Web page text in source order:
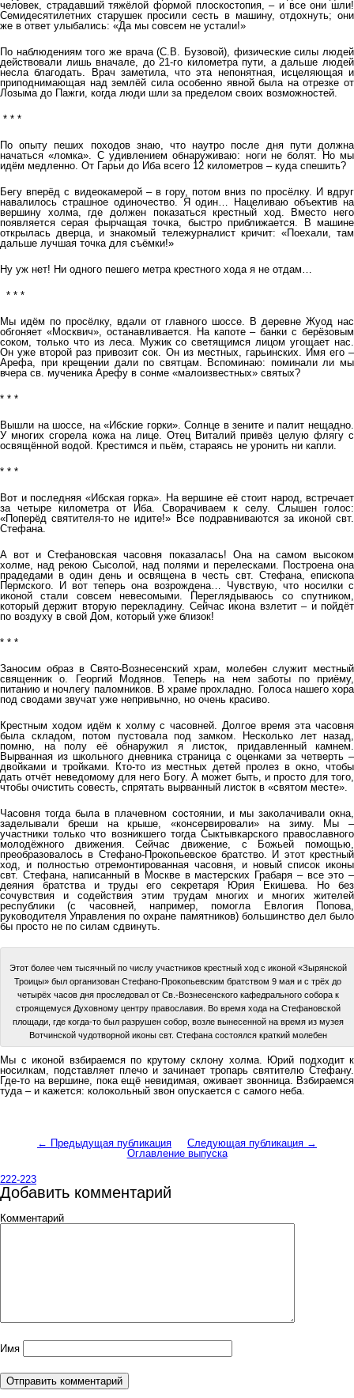
человек, страдавший тяжёлой формой плоскостопия, – и все они шли!
Семидесятилетних старушек просили сесть в машину, отдохнуть; они
же в ответ улыбались: «Да мы совсем не устали!»
По наблюдениям того же врача (С.В. Бузовой), физические силы людей
действовали лишь вначале, до 21-го километра пути, а дальше людей
несла благодать. Врач заметила, что эта непонятная, исцеляющая и
приподнимающая над землёй сила особенно явной была на отрезке от
Лозыма до Пажги, когда люди шли за пределом своих возможностей.
* * *
По опыту пеших походов знаю, что наутро после дня пути должна
начаться «ломка». С удивлением обнаруживаю: ноги не болят. Но мы
идём медленно. От Гарьи до Иба всего 12 километров – куда спешить?
Бегу вперёд с видеокамерой – в гору, потом вниз по просёлку. И вдруг
навалилось страшное одиночество. Я один… Нацеливаю объектив на
вершину холма, где должен показаться крестный ход. Вместо него
появляется серая фырчащая точка, быстро приближается. В машине
открылась дверца, и знакомый тележурналист кричит: «Поехали, там
дальше лучшая точка для съёмки!»
Ну уж нет! Ни одного пешего метра крестного хода я не отдам…
* * *
Мы идём по просёлку, вдали от главного шоссе. В деревне Жуод нас
обгоняет «Москвич», останавливается. На капоте – банки с берёзовым
соком, только что из леса. Мужик со светящимся лицом угощает нас.
Он уже второй раз привозит сок. Он из местных, гарьинских. Имя его –
Арефа, при крещении дали по святцам. Вспоминаю: поминали ли мы
вчера св. мученика Арефу в сонме «малоизвестных» святых?
* * *
Вышли на шоссе, на «Ибские горки». Солнце в зените и палит нещадно.
У многих сгорела кожа на лице. Отец Виталий привёз целую флягу с
освящённой водой. Крестимся и пьём, стараясь не уронить ни капли.
* * *
Вот и последняя «Ибская горка». На вершине её стоит народ, встречает
за четыре километра от Иба. Сворачиваем к селу. Слышен голос:
«Поперёд святителя-то не идите!» Все подравниваются за иконой свт.
Стефана.
А вот и Стефановская часовня показалась! Она на самом высоком
холме, над рекою Сысолой, над полями и перелесками. Построена она
прадедами в один день и освящена в честь свт. Стефана, епископа
Пермского. И вот теперь она возрождена… Чувствую, что носилки с
иконой стали совсем невесомыми. Переглядываюсь со спутником,
который держит вторую перекладину. Сейчас икона взлетит – и пойдёт
по воздуху в свой Дом, который уже близок!
* * *
Заносим образ в Свято-Вознесенский храм, молебен служит местный
священник о. Георгий Модянов. Теперь на нем заботы по приёму,
питанию и ночлегу паломников. В храме прохладно. Голоса нашего хора
под сводами звучат уже непривычно, но очень красиво.
Крестным ходом идём к холму с часовней. Долгое время эта часовня
была складом, потом пустовала под замком. Несколько лет назад,
помню, на полу её обнаружил я листок, придавленный камнем.
Вырванная из школьного дневника страница с оценками за четверть –
двойками и тройками. Кто-то из местных детей пролез в окно, чтобы
дать отчёт неведомому для него Богу. А может быть, и просто для того,
чтобы очистить совесть, спрятать вырванный листок в «святом месте».
Часовня тогда была в плачевном состоянии, и мы заколачивали окна,
заделывали бреши на крыше, «консервировали» на зиму. Мы –
участники только что возникшего тогда Сыктывкарского православного
молодёжного движения. Сейчас движение, с Божьей помощью,
преобразовалось в Стефано-Прокопьевское братство. И этот крестный
ход, и полностью отремонтированная часовня, и новый список иконы
свт. Стефана, написанный в Москве в мастерских Грабаря – все это –
деяния братства и труды его секретаря Юрия Екишева. Но без
сочувствия и содействия этим трудам многих и многих жителей
республики (с часовней, например, помогла Евлогия Попова,
руководителя Управления по охране памятников) большинство дел было
бы просто не по силам сдвинуть.
Этот более чем тысячный по числу участников крестный ход с иконой «Зырянской
Троицы» был организован Стефано-Прокопьевским братством 9 мая и с трёх до
четырёх часов дня проследовал от Св.-Вознесенского кафедрального собора к
строящемуся Духовному центру православия. Во время хода на Стефановской
площади, где когда-то был разрушен собор, возле вынесенной на время из музея
Вотчинской чудотворной иконы свт. Стефана состоялся краткий молебен
Мы с иконой взбираемся по крутому склону холма. Юрий подходит к
носилкам, подставляет плечо и зачинает тропарь святителю Стефану.
Где-то на вершине, пока ещё невидимая, оживает звонница. Взбираемся
туда – и кажется: колокольный звон опускается с самого неба.
← Предыдущая публикация
Следующая публикация →
Оглавление выпуска
222-223
Добавить комментарий
Комментарий
Имя